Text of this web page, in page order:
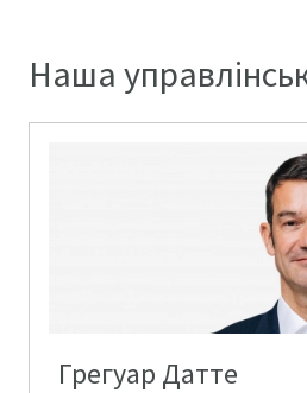
Наша
Грегуар Датте